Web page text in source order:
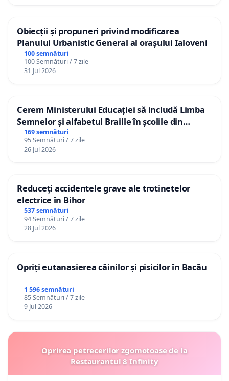
Obiecții și propuneri privind modificarea
Planului Urbanistic General al orașului Ialoveni
100 semnături
100 Semnături / 7 zile
31 Jul 2026
Cerem Ministerului Educației să includă Limba
Semnelor și alfabetul Braille în școlile din
Republica Moldova!
169 semnături
95 Semnături / 7 zile
26 Jul 2026
Reduceți accidentele grave ale trotinetelor
electrice în Bihor
537 semnături
94 Semnături / 7 zile
28 Jul 2026
Opriți eutanasierea câinilor și pisicilor în Bacău
1 596 semnături
85 Semnături / 7 zile
9 Jul 2026
Oprirea petrecerilor zgomotoase de la
Restaurantul 8 Infinity